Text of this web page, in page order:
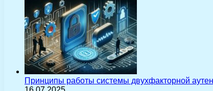
Принципы работы системы двухфакторной